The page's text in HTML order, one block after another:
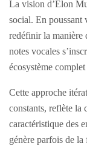
La vision d’Elon
social. En poussant
redéfinir la manière
notes vocales
écosystème
Cette approche
constants, reflète la
caractéristique des
génère parfois de